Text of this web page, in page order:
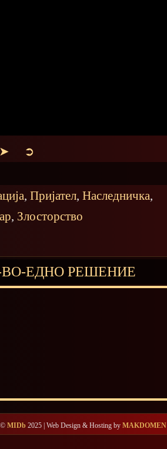
➲
, Пријател, Наследничка,
, Злосторство
ВО-ЕДНО РЕШЕНИЕ
© MIDb 2025 | Web Design & Hosting by MAKDOMEN